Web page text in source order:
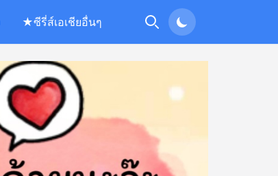
Search
★ซีรี่ส์เอเชียอื่นๆ